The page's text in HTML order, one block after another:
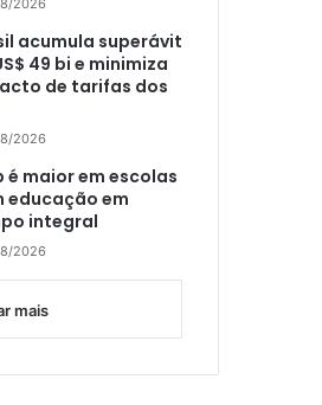
2026
acumula superávit
49 bi e minimiza
de tarifas dos
2026
é maior em escolas
educação em
integral
2026
mais